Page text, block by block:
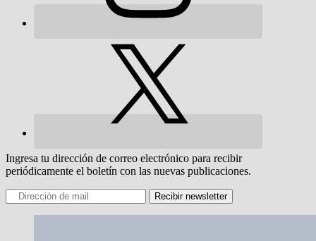
Ingresa tu dirección de correo electrónico para recibir
periódicamente el boletín con las nuevas publicaciones.
Recibir newsletter